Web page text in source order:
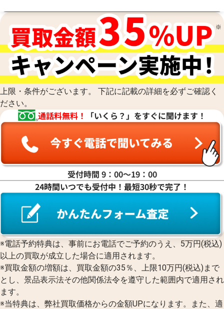
上限・条件がございます。 下記に記載の詳細を必ずご確認く
ださい。
通話料無料！ 「いくら？」をすぐに聞けます！
受付時間 9：00〜19：00
24時間いつでも受付中！最短30秒で完了！
※電話予約特典は、事前にお電話でご予約のうえ、5万円(税込)
以上の買取が成立した場合に適用されます。
※買取金額の増額は、買取金額の35％、上限10万円(税込)まで
とし、景品表示法その他関係法令を遵守した範囲内で適用され
ます。
※当特典は、弊社買取価格からの金額UPになります。また、適